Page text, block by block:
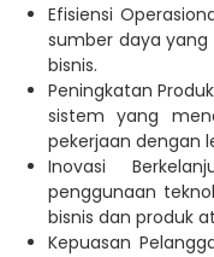
Efisiensi
sumber daya
bisnis.
Peningkatan
sistem yang
pekerjaan dengan
Inovasi
penggunaan
bisnis dan produk
Kepuasan